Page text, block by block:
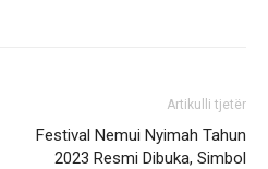
Artikulli tjetër
Festival Nemui Nyimah Tahun
2023 Resmi Dibuka, Simbol